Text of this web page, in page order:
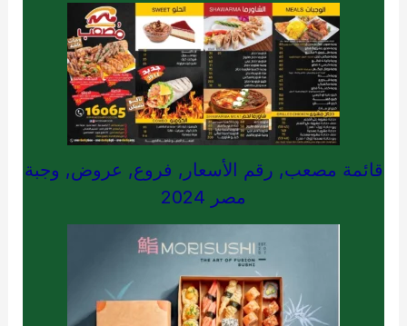
قائمة مصعب, رقم الأسعار, فروع, عروض, وجبة
مصر 2024